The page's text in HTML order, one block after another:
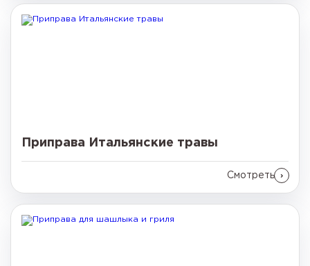
Приправа Итальянские травы
Смотреть